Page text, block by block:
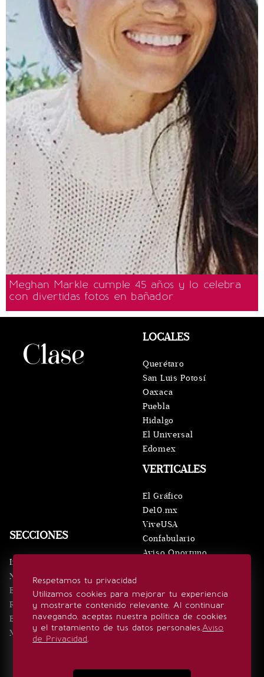
Meghan Markle cumple 45 años y lo celebra
con divertidas fotos en bañador
Respetamos tu privacidad
Utilizamos cookies para mejorar tu experiencia
y mostrarte contenido relevante. Al continuar
navegando, aceptas nuestra política de cookies
y el tratamiento de tus datos personales.Aviso
de Privacidad.
SECCIONES
Inicio
Noticias
Eventos
Realeza
Estilo de vida
Minuto x Minuto
VERTICALES
El Gráfico
De10.mx
ViveUSA
Confabulario
Aviso Oportuno
LOCALES
Querétaro
San Luis Potosí
Oaxaca
Puebla
Hidalgo
El Universal
Edomex
SÍGUENOS